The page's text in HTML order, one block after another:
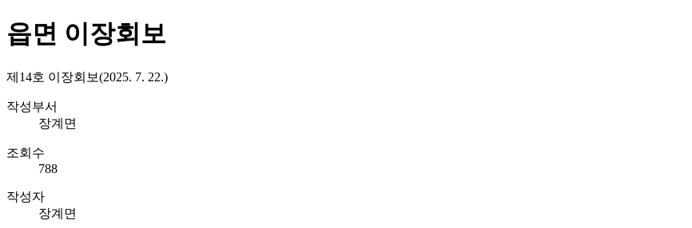
읍면 이장회보
제14호 이장회보(2025. 7. 22.)
작성부서
장계면
조회수
788
작성자
장계면